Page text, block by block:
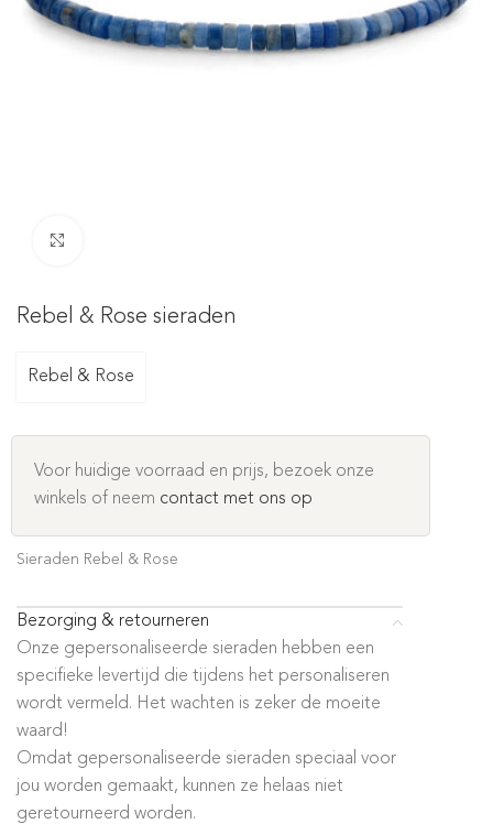
Rebel & Rose sieraden
Rebel & Rose
Voor huidige voorraad en prijs, bezoek onze
winkels of neem contact met ons op
Sieraden Rebel & Rose
Bezorging & retourneren
Onze gepersonaliseerde sieraden hebben een
specifieke levertijd die tijdens het personaliseren
wordt vermeld. Het wachten is zeker de moeite
waard!
Omdat gepersonaliseerde sieraden speciaal voor
jou worden gemaakt, kunnen ze helaas niet
geretourneerd worden.